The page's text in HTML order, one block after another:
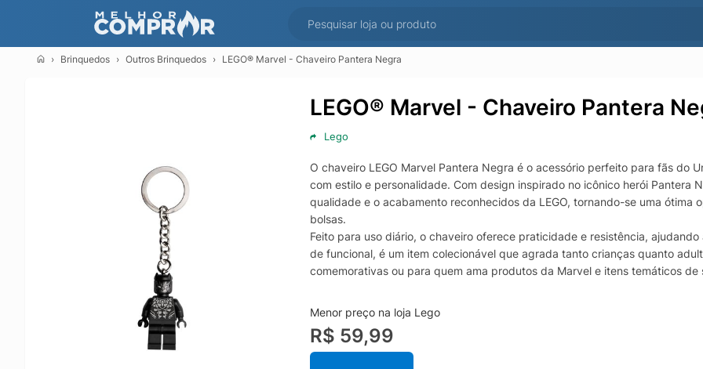
Brinquedos Outros Brinquedos LEGO® Marvel - Chaveiro Pantera Negra
LEGO® Marvel - Chaveiro Pantera
Lego
O chaveiro LEGO Marvel Pantera Negra é o acessório perfeito para fãs do
com estilo e personalidade. Com design inspirado no icônico herói Pantera
qualidade e o acabamento reconhecidos da LEGO, tornando-se uma ótima
bolsas.
Feito para uso diário, o chaveiro oferece praticidade e resistência,
de funcional, é um item colecionável que agrada tanto crianças quanto
comemorativas ou para quem ama produtos da Marvel e itens temáticos de
Por ser um chaveiro temático da linha LEGO Marvel, ele se destaca como
acompanha os Vingadores e aprecia acessórios com identidade. Se você
presença, esta é uma escolha certeira para expressar sua paixão pela
Menor preço na loja Lego
R$ 59,99